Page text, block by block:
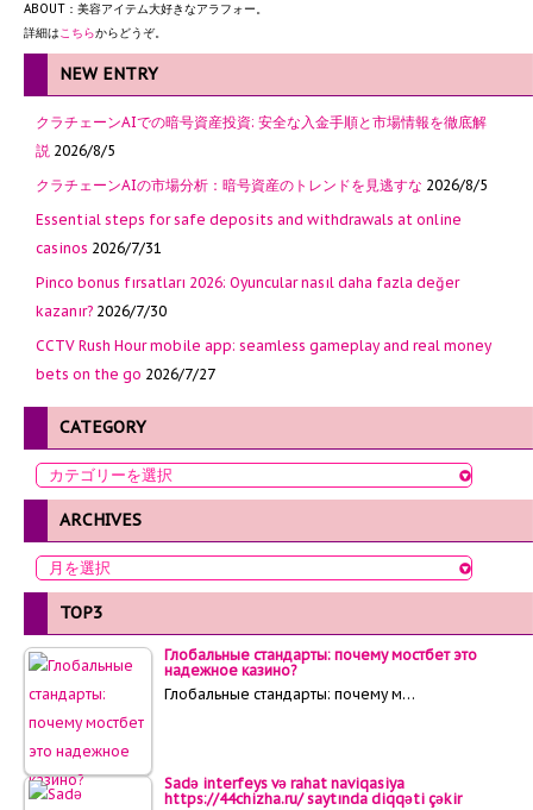
ABOUT：美容アイテム大好きなアラフォー。
詳細はこちらからどうぞ。
NEW ENTRY
クラチェーンAIでの暗号資産投資: 安全な入金手順と市場情報を徹底解
説 2026/8/5
クラチェーンAIの市場分析：暗号資産のトレンドを見逃すな 2026/8/5
Essential steps for safe deposits and withdrawals at online
casinos 2026/7/31
Pinco bonus fırsatları 2026: Oyuncular nasıl daha fazla değer
kazanır? 2026/7/30
CCTV Rush Hour mobile app: seamless gameplay and real money
bets on the go 2026/7/27
CATEGORY
ARCHIVES
TOP3
Глобальные стандарты: почему мостбет это
надежное казино?
Глобальные стандарты: почему м…
Sadə interfeys və rahat naviqasiya
https://44chizha.ru/ saytında diqqəti çəkir